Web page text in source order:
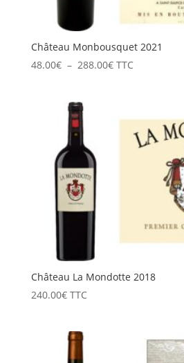
Château Monbousquet 2021
48.00€ – 288.00€Plage
288.00€
TTC
Château La Mondotte 2018
240.00€ TTC